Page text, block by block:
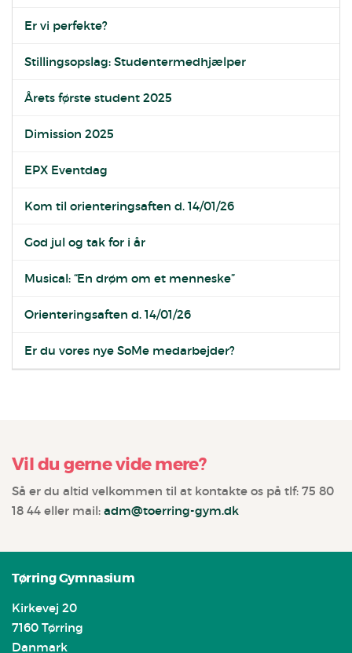
Er vi perfekte?
Stillingsopslag: Studentermedhjælper
Årets første student 2025
Dimission 2025
EPX Eventdag
Kom til orienteringsaften d. 14/01/26
God jul og tak for i år
Musical: “En drøm om et menneske”
Orienteringsaften d. 14/01/26
Er du vores nye SoMe medarbejder?
Vil du gerne vide mere?
Så er du altid velkommen til at kontakte os på tlf: 75 80
18 44 eller mail: adm@toerring-gym.dk
Tørring Gymnasium
Kirkevej 20
7160 Tørring
Danmark